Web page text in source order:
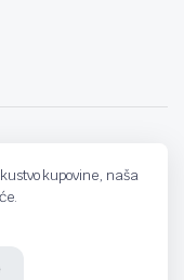
kupovine, naša